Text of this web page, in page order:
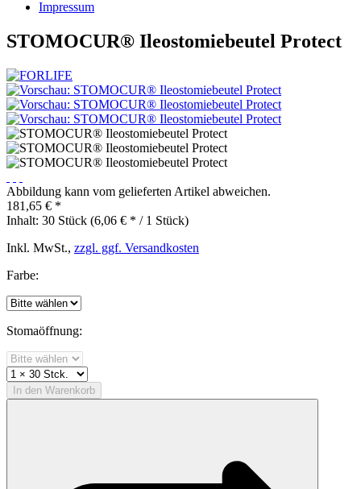
Impressum
STOMOCUR® Ileostomiebeutel Protect
Abbildung kann vom gelieferten Artikel abweichen.
181,65 € *
Inhalt: 30 Stück (6,06 € * / 1 Stück)
Inkl. MwSt., zzgl. ggf. Versandkosten
Farbe:
Stomaöffnung:
In den Warenkorb